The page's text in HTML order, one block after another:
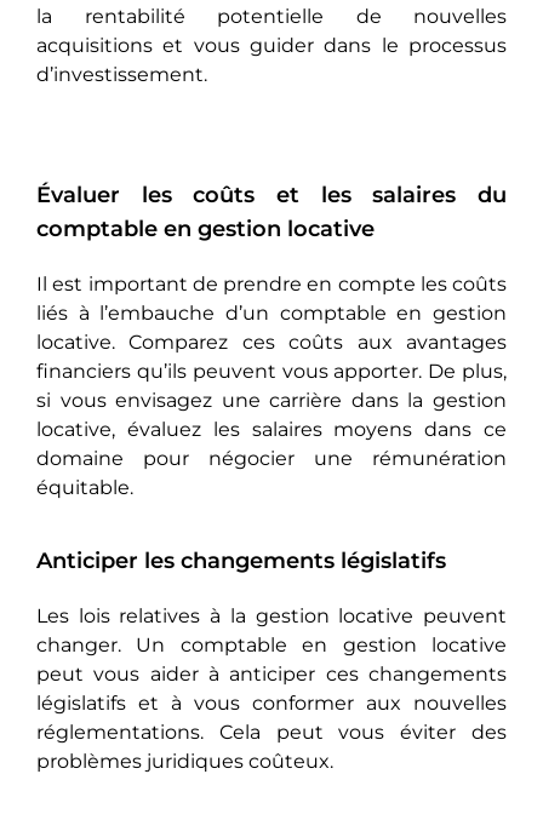
la rentabilité potentielle de nouvelles
acquisitions et vous guider dans le processus
d’investissement.
Évaluer les coûts et les salaires du
comptable en gestion locative
Il est important de prendre en compte les coûts
liés à l’embauche d’un comptable en gestion
locative. Comparez ces coûts aux avantages
financiers qu’ils peuvent vous apporter. De plus,
si vous envisagez une carrière dans la gestion
locative, évaluez les salaires moyens dans ce
domaine pour négocier une rémunération
équitable.
Anticiper les changements législatifs
Les lois relatives à la gestion locative peuvent
changer. Un comptable en gestion locative
peut vous aider à anticiper ces changements
législatifs et à vous conformer aux nouvelles
réglementations. Cela peut vous éviter des
problèmes juridiques coûteux.